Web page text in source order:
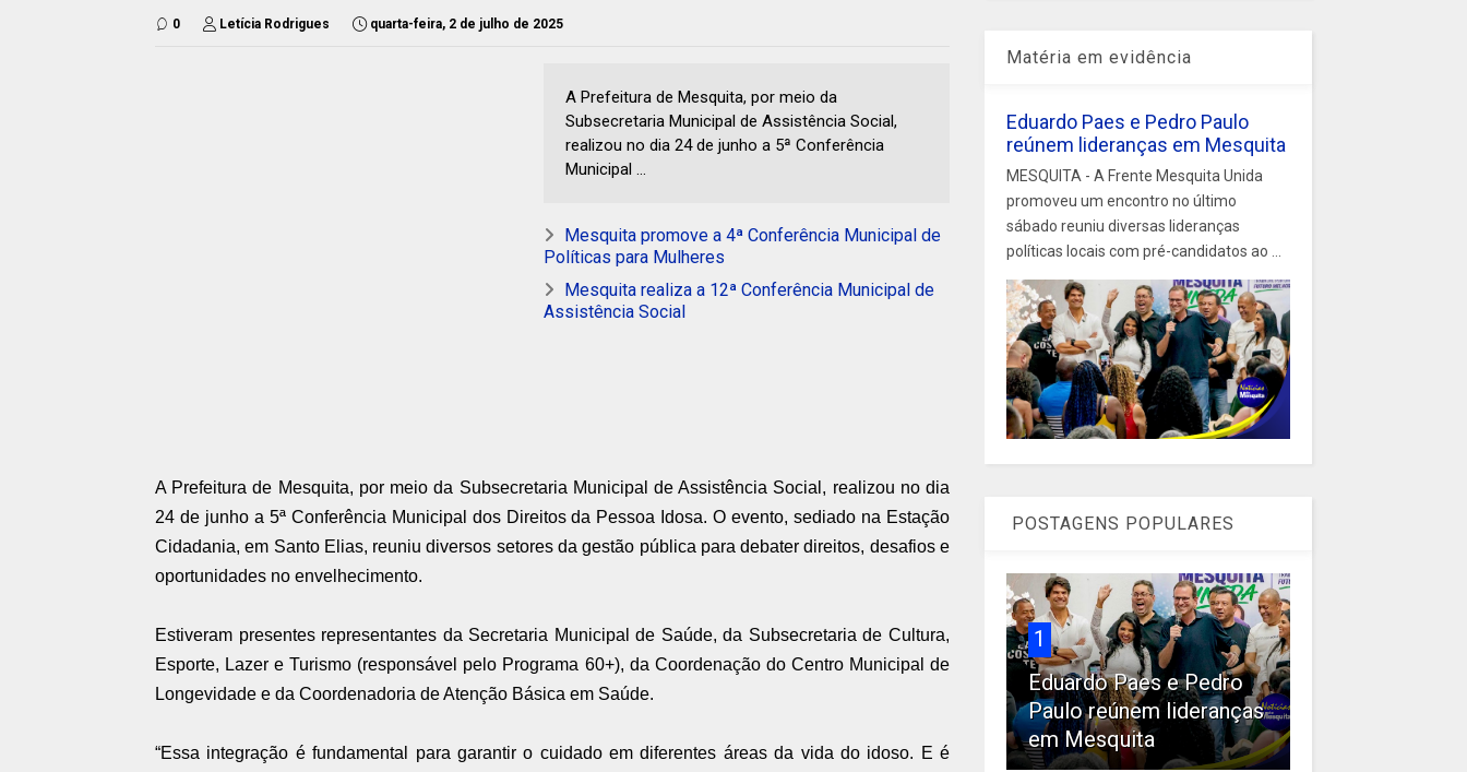
0 Letícia Rodrigues quarta-feira, 2 de julho de 2025
A Prefeitura de Mesquita, por meio da
Subsecretaria Municipal de Assistência Social,
realizou no dia 24 de junho a 5ª Conferência
Municipal ...
Mesquita promove a 4ª Conferência Municipal de
Políticas para Mulheres
Mesquita realiza a 12ª Conferência Municipal de
Assistência Social
A Prefeitura de Mesquita, por meio da Subsecretaria Municipal de Assistência Social, realizou no dia
24 de junho a 5ª Conferência Municipal dos Direitos da Pessoa Idosa. O evento, sediado na Estação
Cidadania, em Santo Elias, reuniu diversos setores da gestão pública para debater direitos, desafios e
oportunidades no envelhecimento.
Estiveram presentes representantes da Secretaria Municipal de Saúde, da Subsecretaria de Cultura,
Esporte, Lazer e Turismo (responsável pelo Programa 60+), da Coordenação do Centro Municipal de
Longevidade e da Coordenadoria de Atenção Básica em Saúde.
“Essa integração é fundamental para garantir o cuidado em diferentes áreas da vida do idoso. E é
Matéria em evidência
Eduardo Paes e Pedro Paulo
reúnem lideranças em Mesquita
MESQUITA - A Frente Mesquita Unida
promoveu um encontro no último
sábado reuniu diversas lideranças
políticas locais com pré-candidatos ao ...
POSTAGENS POPULARES
1
Eduardo Paes e Pedro
Paulo reúnem lideranças
em Mesquita